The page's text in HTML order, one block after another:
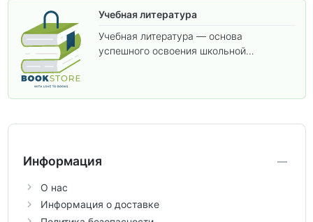
Учебная литература
Учебная литература — основа
успешного освоения школьной
аттестации, а также расширить кругозор
Информация
О нас
Информация о доставке